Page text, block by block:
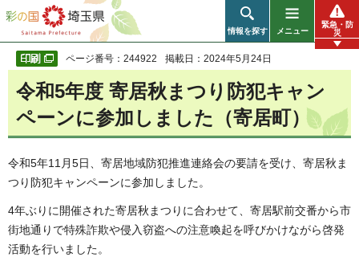
彩の国 埼玉県
情報を探す メニュー
緊急・防
災
ページ番号：244922 掲載日：2024年5月24日
令和5年度 寄居秋まつり防犯キャン
ペーンに参加しました（寄居町）
令和5年11月5日、寄居地域防犯推進連絡会の要請を受け、寄居秋ま
つり防犯キャンペーンに参加しました。
4年ぶりに開催された寄居秋まつりに合わせて、寄居駅前交番から市
街地通りで特殊詐欺や侵入窃盗への注意喚起を呼びかけながら啓発
活動を行いました。